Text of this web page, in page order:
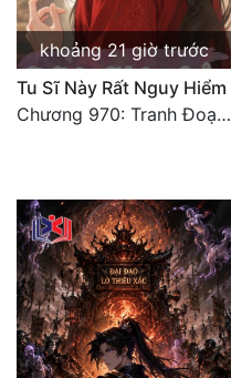
khoảng 21 giờ trước
Tu Sĩ Này Rất Nguy Hiểm
Chương 970: Tranh Đoạt Phó Cung Chủ